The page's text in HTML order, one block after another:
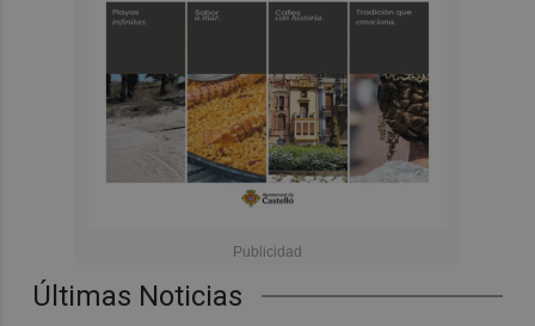
Últimas Noticias